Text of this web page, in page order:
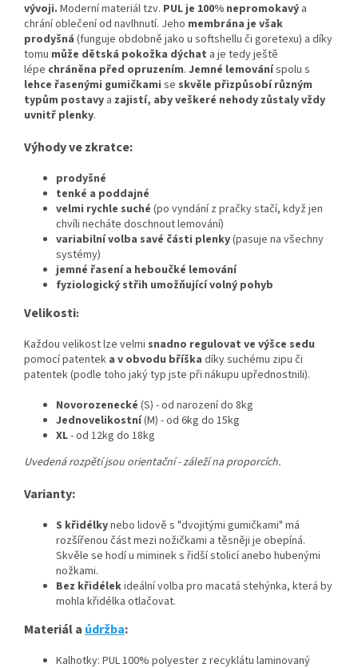
vývoji. Moderní materiál tzv. PUL je 100% nepromokavý a
chrání oblečení od navlhnutí. Jeho membrána je však
prodyšná (funguje obdobně jako u softshellu či goretexu) a díky
tomu může dětská pokožka dýchat a je tedy ještě
lépe chráněna před opruzením. Jemné lemováníspolu s
lehce řasenými gumičkami se skvěle přizpůsobí různým
typům postavy a zajistí, aby veškeré nehody zůstaly vždy
uvnitř plenky.
Výhody ve zkratce:
prodyšné
tenké a poddajné
velmi rychle suché (po vyndání z pračky stačí, když jen
chvíli necháte doschnout lemování)
variabilní volba savé části plenky(pasuje na všechny
systémy)
jemné řasení a heboučké lemování
fyziologický střih umožňující volný pohyb
Velikosti:
Každou velikost lze velmi snadno regulovat ve výšce sedu
pomocí patentek a v obvodu bříška díky suchému zipu či
patentek (podle toho jaký typ jste při nákupu upřednostnili).
Novorozenecké (S) - od narození do 8kg
Jednovelikostní(M) - od 6kg do 15kg
XL- od 12kg do 18kg
Uvedená rozpětí jsou orientační - záleží na proporcích.
Varianty:
S křidélkynebo lidově s "dvojitými gumičkami" má
rozšířenou část mezi nožičkami a těsněji je obepíná.
Skvěle se hodí u miminek s řidší stolicí anebo hubenými
nožkami.
Bez křidélekideální volba pro macatá stehýnka, která by
mohla křidélka otlačovat.
Materiál a údržba:
Kalhotky: PUL 100% polyester z recyklátu laminovaný